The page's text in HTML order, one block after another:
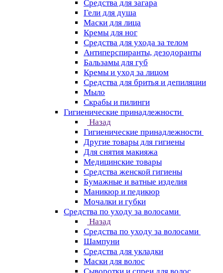
Средства для загара
Гели для душа
Маски для лица
Кремы для ног
Средства для ухода за телом
Антиперспиранты, дезодоранты
Бальзамы для губ
Кремы и уход за лицом
Средства для бритья и депиляции
Мыло
Скрабы и пилинги
Гигиенические принадлежности
Назад
Гигиенические принадлежности
Другие товары для гигиены
Для снятия макияжа
Медицинские товары
Средства женской гигиены
Бумажные и ватные изделия
Маникюр и педикюр
Мочалки и губки
Средства по уходу за волосами
Назад
Средства по уходу за волосами
Шампуни
Средства для укладки
Маски для волос